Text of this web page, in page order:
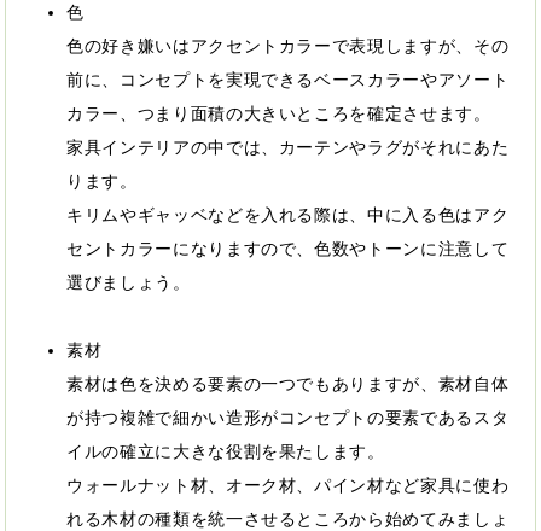
色
色の好き嫌いはアクセントカラーで表現しますが、その
前に、コンセプトを実現できるベースカラーやアソート
カラー、つまり面積の大きいところを確定させます。
家具インテリアの中では、カーテンやラグがそれにあた
ります。
キリムやギャッベなどを入れる際は、中に入る色はアク
セントカラーになりますので、色数やトーンに注意して
選びましょう。
素材
素材は色を決める要素の一つでもありますが、素材自体
が持つ複雑で細かい造形がコンセプトの要素であるスタ
イルの確立に大きな役割を果たします。
ウォールナット材、オーク材、パイン材など家具に使わ
れる木材の種類を統一させるところから始めてみましょ